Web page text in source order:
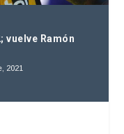
vuelve Ramón
2021